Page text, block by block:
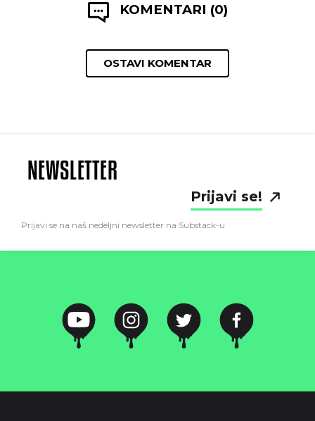
KOMENTARI (0)
OSTAVI KOMENTAR
NEWSLETTER
Prijavi se!
Prijavi se na naš nedeljni newsletter na Substack-u